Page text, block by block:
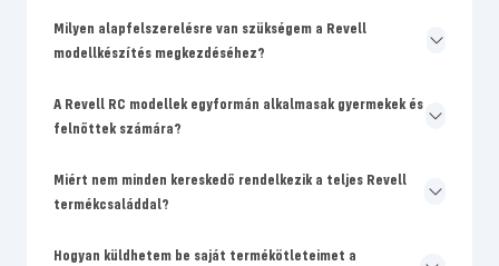
Milyen alapfelszerelésre van szükségem a Revell
modellkészítés megkezdéséhez?
A Revell RC modellek egyformán alkalmasak gyermekek és
felnőttek számára?
Miért nem minden kereskedő rendelkezik a teljes Revell
termékcsaláddal?
Hogyan küldhetem be saját termékötleteimet a